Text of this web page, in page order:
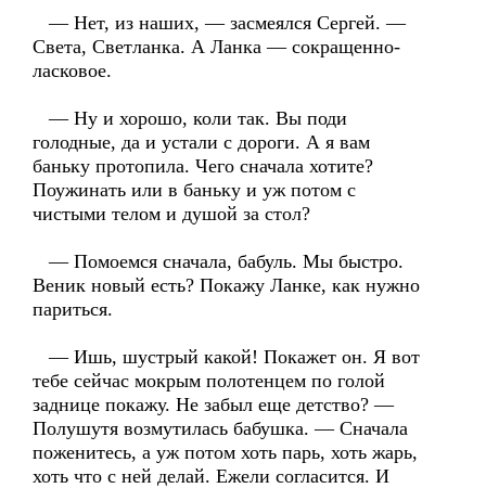
— Нет, из наших, — засмеялся Сергей. —
Света, Светланка. А Ланка — сокращенно-
ласковое.
— Ну и хорошо, коли так. Вы поди
голодные, да и устали с дороги. А я вам
баньку протопила. Чего сначала хотите?
Поужинать или в баньку и уж потом с
чистыми телом и душой за стол?
— Помоемся сначала, бабуль. Мы быстро.
Веник новый есть? Покажу Ланке, как нужно
париться.
— Ишь, шустрый какой! Покажет он. Я вот
тебе сейчас мокрым полотенцем по голой
заднице покажу. Не забыл еще детство? —
Полушутя возмутилась бабушка. — Сначала
поженитесь, а уж потом хоть парь, хоть жарь,
хоть что с ней делай. Ежели согласится. И